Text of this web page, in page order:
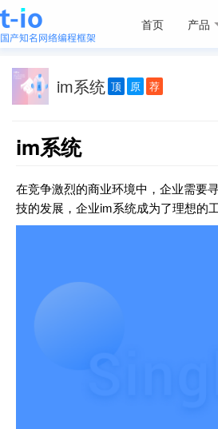
首页 产品
im系统‍ 顶 原 荐
im系统‍
在竞争激烈的商业环境中，企业需要
技的发展，企业im系统成为了理想的